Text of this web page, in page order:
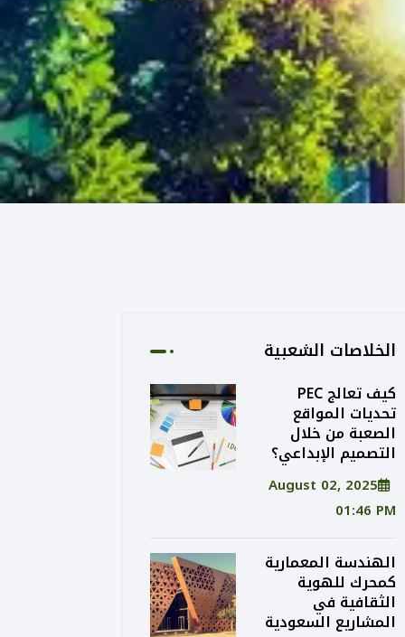
الخلاصات الشعبية
كيف تعالج PEC
تحديات المواقع
الصعبة من خلال
التصميم الإبداعي؟
August 02, 2025
01:46 PM
الهندسة المعمارية
كمحرك للهوية
الثقافية في
المشاريع السعودية